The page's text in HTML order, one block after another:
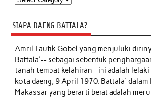
SIAPA DAENG BATTALA?
Amril Taufik Gobelyang menjuluki
Battala'-- sebagai sebentuk
tanah tempat kelahiran--ini adalah lelaki
kota daeng, 9 April 1970. Battala' dalam
Makassar yang berarti berat adalah